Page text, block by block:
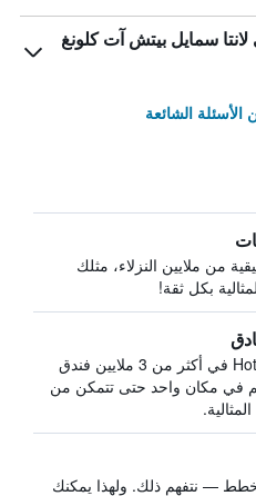
سمايل بيتش آت كلونغ
الشائعة
من ملايين النزلاء، مثلك
بكل ثقة!
يبحث HotelsCombined في أكثر من 3 ملايين فندق
في مكان واحد حتى تتمكن من
— نتفهم ذلك. ولهذا يمكنك